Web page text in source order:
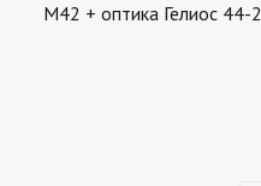
M42 + оптика Гелиос 44-2